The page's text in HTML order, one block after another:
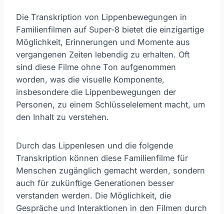
Die Transkription von Lippenbewegungen in
Familienfilmen auf Super-8 bietet die einzigartige
Möglichkeit, Erinnerungen und Momente aus
vergangenen Zeiten lebendig zu erhalten. Oft
sind diese Filme ohne Ton aufgenommen
worden, was die visuelle Komponente,
insbesondere die Lippenbewegungen der
Personen, zu einem Schlüsselelement macht, um
den Inhalt zu verstehen.
Durch das Lippenlesen und die folgende
Transkription können diese Familienfilme für
Menschen zugänglich gemacht werden, sondern
auch für zukünftige Generationen besser
verstanden werden. Die Möglichkeit, die
Gespräche und Interaktionen in den Filmen durch